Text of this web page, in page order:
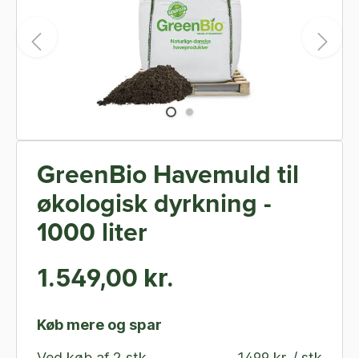
GreenBio Havemuld til
økologisk dyrkning -
1000 liter
1.549,00 kr.
Køb mere og spar